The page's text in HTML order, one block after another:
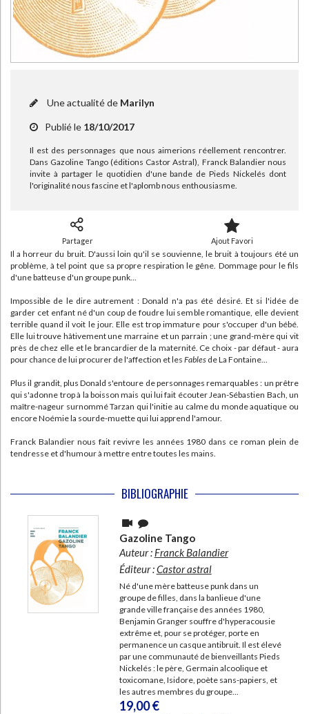
CHARGEMENT...
Bibliothèque de la Pléiade Critique et histoire littéraire
Classiques scolaires
Littérature de voyage
Histoire de France
Histoire - Généralités
Une actualité de Marilyn
Publié le 18/10/2017
Il est des personnages que nous aimerions réellement rencontrer.
Dans Gazoline Tango (éditions Castor Astral), Franck Balandier nous
invite à partager le quotidien d'une bande de Pieds Nickelés dont
l'originalité nous fascine et l'aplomb nous enthousiasme.
Partager Ajout Favori
Il a horreur du bruit. D'aussi loin qu'il se souvienne, le bruit à toujours été un
problème, à tel point que sa propre respiration le gêne. Dommage pour le fils
d'une batteuse d'un groupe punk...
Impossible de le dire autrement : Donald n'a pas été désiré. Et si l'idée de
garder cet enfant né d'un coup de foudre lui semble romantique, elle devient
terrible quand il voit le jour. Elle est trop immature pour s'occuper d'un bébé.
Elle lui trouve hâtivement une marraine et un parrain ; une grand-mère qui vit
près de chez elle et le brancardier de la maternité. Ce choix - par défaut - aura
pour chance de lui procurer de l'affection et les Fables de La Fontaine...
Plus il grandit, plus Donald s'entoure de personnages remarquables : un prêtre
qui s'adonne trop à la boisson mais qui lui fait écouter Jean-Sébastien Bach, un
maître-nageur surnommé Tarzan qui l'initie au calme du monde aquatique ou
encore Noémie la sourde-muette qui lui apprend l'amour.
Franck Balandier nous fait revivre les années 1980 dans ce roman plein de
tendresse et d'humour à mettre entre toutes les mains.
BIBLIOGRAPHIE
Gazoline Tango
Auteur : Franck Balandier
Éditeur :Castor astral
Né d'une mère batteuse punk dans un
groupe de filles, dans la banlieue d'une
grande ville française des années 1980,
Benjamin Granger souffre d'hyperacousie
extrême et, pour se protéger, porte en
permanence un casque antibruit. Il est élevé
par une communauté de bienveillants Pieds
Nickelés : le père, Germain alcoolique et
toxicomane, Isidore, poète sans-papiers, et
les autres membres du groupe...
19,00 €